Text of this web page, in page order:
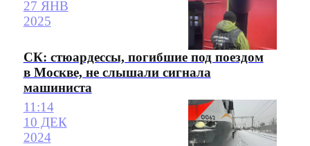
27 ЯНВ
2025
СК: стюардессы, погибшие под поездом
в Москве, не слышали сигнала
машиниста
11:14
10 ДЕК
2024